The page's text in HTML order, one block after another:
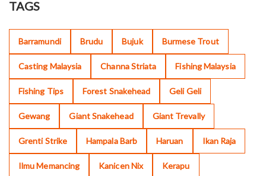
TAGS
Barramundi Brudu Bujuk Burmese Trout
Casting Malaysia Channa Striata Fishing Malaysia
Fishing Tips Forest Snakehead Geli Geli
Gewang Giant Snakehead Giant Trevally
Grenti Strike Hampala Barb Haruan Ikan Raja
Ilmu Memancing Kanicen Nix Kerapu